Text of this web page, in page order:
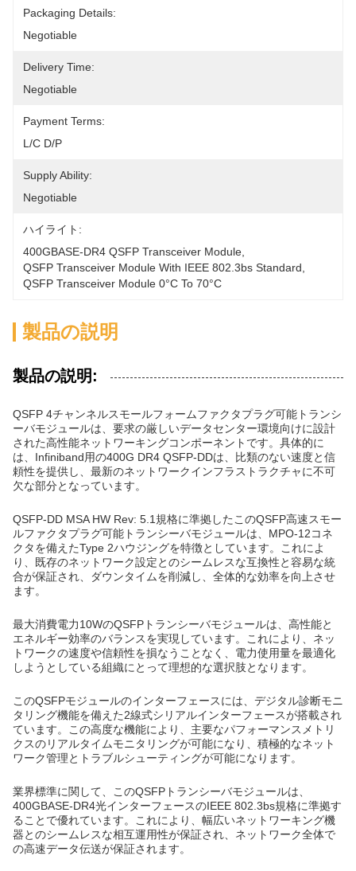
Packaging Details:
Negotiable
Delivery Time:
Negotiable
Payment Terms:
L/C D/P
Supply Ability:
Negotiable
ハイライト:
400GBASE-DR4 QSFP Transceiver Module
QSFP Transceiver Module With IEEE 802.3bs Standard
QSFP Transceiver Module 0°C To 70°C
製品の説明
製品の説明:
QSFP 4チャンネルスモールフォームファクタプラグ可能トランシ
ーバモジュールは、要求の厳しいデータセンター環境向けに設計
された高性能ネットワーキングコンポーネントです。具体的に
は、Infiniband用の400G DR4 QSFP-DDは、比類のない速度と信
頼性を提供し、最新のネットワークインフラストラクチャに不可
欠な部分となっています。
QSFP-DD MSA HW Rev: 5.1規格に準拠したこのQSFP高速スモー
ルファクタプラグ可能トランシーバモジュールは、MPO-12コネ
クタを備えたType 2ハウジングを特徴としています。これによ
り、既存のネットワーク設定とのシームレスな互換性と容易な統
合が保証され、ダウンタイムを削減し、全体的な効率を向上させ
ます。
最大消費電力10WのQSFPトランシーバモジュールは、高性能と
エネルギー効率のバランスを実現しています。これにより、ネッ
トワークの速度や信頼性を損なうことなく、電力使用量を最適化
しようとしている組織にとって理想的な選択肢となります。
このQSFPモジュールのインターフェースには、デジタル診断モニ
タリング機能を備えた2線式シリアルインターフェースが搭載され
ています。この高度な機能により、主要なパフォーマンスメトリ
クスのリアルタイムモニタリングが可能になり、積極的なネット
ワーク管理とトラブルシューティングが可能になります。
業界標準に関して、このQSFPトランシーバモジュールは、
400GBASE-DR4光インターフェースのIEEE 802.3bs規格に準拠す
ることで優れています。これにより、幅広いネットワーキング機
器とのシームレスな相互運用性が保証され、ネットワーク全体で
の高速データ伝送が保証されます。